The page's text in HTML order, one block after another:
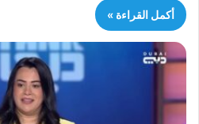
أكمل القراءة »